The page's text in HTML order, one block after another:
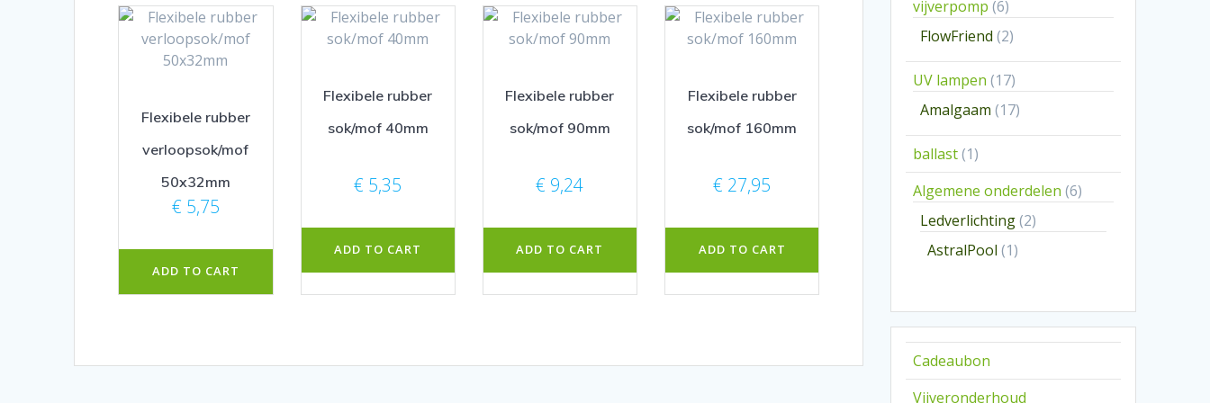
Flexibele rubber
verloopsok/mof
50x32mm
€ 5,75
ADD TO CART
Flexibele rubber
sok/mof 40mm
€ 5,35
ADD TO CART
Flexibele rubber
sok/mof 90mm
€ 9,24
ADD TO CART
Flexibele rubber
sok/mof 160mm
€ 27,95
ADD TO CART
vijverpomp 66
producten
FlowFriend 22
producten
UV lampen 1717
producten
Amalgaam 1717
producten
ballast 11
product
Algemene onderdelen 66
Ledverlichting 22
AstralPool 11
Cadeaubon
Vijveronderhoud